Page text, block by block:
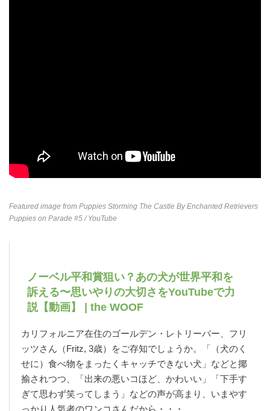
Featured image from Puppies Storming The Castle By Enchanted Retrievers
Puppies on Parade #5 / YouTube
ノーベル平和賞狙い？あの犬が世界平和を
訴える〜思いやりの大切さをYouTubeで力
説【動画】 | the WOOF
カリフォルニア在住のゴールデン・レトリーバー、フリ
ッツさん（Fritz, 3歳）をご存知でしょうか。「（犬のく
せに）食べ物をまったくキャッチできない犬」などと揶
揄されつつ、「出来の悪いコほど、かわいい」「下手す
ぎて思わず笑ってしまう」などの声が高まり、いまやす
っかり人気者のワンコさんだから・・・